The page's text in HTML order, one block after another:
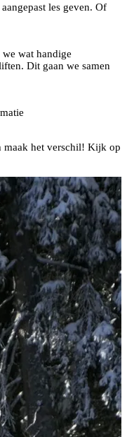
les geven. Of
wat handige
Dit gaan we samen
maak het verschil! Kijk op